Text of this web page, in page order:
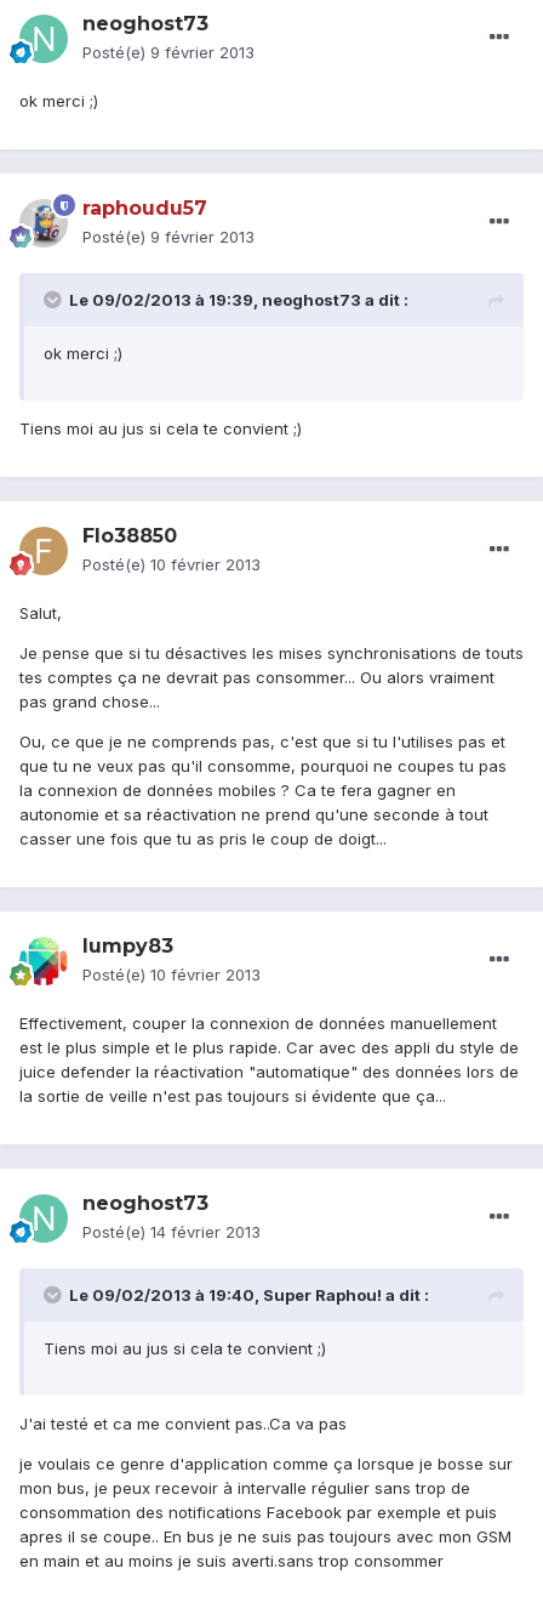
neoghost73
Posté(e) 9 février 2013
ok merci ;)
raphoudu57
Posté(e) 9 février 2013
Le 09/02/2013 à 19:39, neoghost73 a dit :
ok merci ;)
Tiens moi au jus si cela te convient ;)
Flo38850
Posté(e) 10 février 2013
Salut,
Je pense que si tu désactives les mises synchronisations de touts
tes comptes ça ne devrait pas consommer... Ou alors vraiment
pas grand chose...
Ou, ce que je ne comprends pas, c'est que si tu l'utilises pas et
que tu ne veux pas qu'il consomme, pourquoi ne coupes tu pas
la connexion de données mobiles ? Ca te fera gagner en
autonomie et sa réactivation ne prend qu'une seconde à tout
casser une fois que tu as pris le coup de doigt...
lumpy83
Posté(e) 10 février 2013
Effectivement, couper la connexion de données manuellement
est le plus simple et le plus rapide. Car avec des appli du style de
juice defender la réactivation "automatique" des données lors de
la sortie de veille n'est pas toujours si évidente que ça...
neoghost73
Posté(e) 14 février 2013
Le 09/02/2013 à 19:40, Super Raphou! a dit :
Tiens moi au jus si cela te convient ;)
J'ai testé et ca me convient pas..Ca va pas
je voulais ce genre d'application comme ça lorsque je bosse sur
mon bus, je peux recevoir à intervalle régulier sans trop de
consommation des notifications Facebook par exemple et puis
apres il se coupe.. En bus je ne suis pas toujours avec mon GSM
en main et au moins je suis averti.sans trop consommer